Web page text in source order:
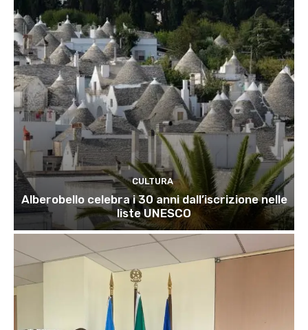
CULTURA
Alberobello celebra i 30 anni dall’iscrizione nelle
liste UNESCO